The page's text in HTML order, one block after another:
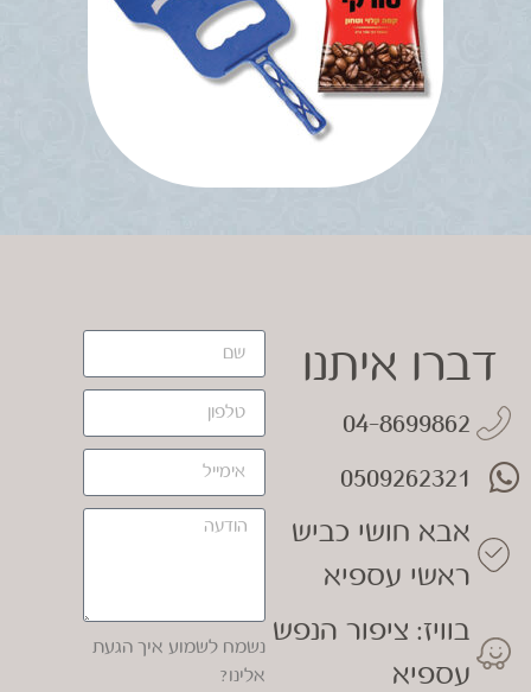
דברו איתנו
04-8699862
0509262321
אבא חושי כביש
ראשי עספיא
בוויז: ציפור הנפש
עספיא
נשמח לשמוע איך הגעת
אלינו?